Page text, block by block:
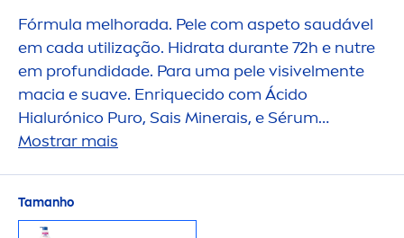
Fórmula melhorada. Pele com aspeto saudável
em cada utilização. Hidrata durante 72h e nutre
em profundidade. Para uma pele visivelmente
macia e suave. Enriquecido com Ácido
Hialurónico Puro, Sais Minerais, e Sérum
Nutritivo Profundo. Não gorduroso e de rápida
Mostrar mais
Tamanho